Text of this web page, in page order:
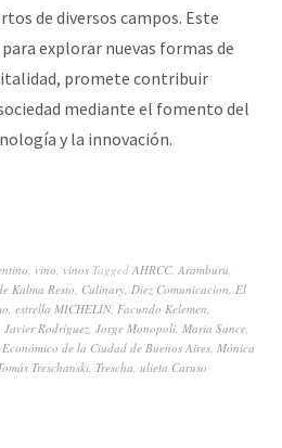
de diversos campos. Este
explorar nuevas formas de
promete contribuir
mediante el fomento del
y la innovación.
, vino, vinos Tagged AHRCC, Aramburu,
Kalma Resto, Culinary, Diez Comunicacion, El
, estrella MICHELIN, Facundo Kelemen,
Javier Rodríguez, Jorge Monopoli, Maria Sance,
de la Ciudad de Buenos Aires, Mónica
Treschanski, Trescha, ulieta Caruso